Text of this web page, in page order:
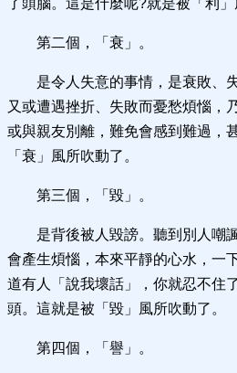
了頭腦。這是什麼呢?就是被「利」
第二個，「衰」。
是令人失意的事情，是衰敗、
又或遭遇挫折、失敗而憂愁煩惱，
或與親友別離，難免會感到難過，
「衰」風所吹動了。
第三個，「毀」。
是背後被人毀謗。聽到別人嘲
會產生煩惱，本來平靜的心水，一
道有人「說我壞話」，你就忍不住
頭。這就是被「毀」風所吹動了。
第四個，「譽」。